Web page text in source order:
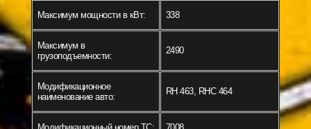
Максимум мощности в кВт: 338
Максимум в
грузоподъемности:
2490
Модификационное
наименование авто:
RH 463, RHC 464